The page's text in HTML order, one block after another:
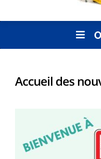
Accueil des